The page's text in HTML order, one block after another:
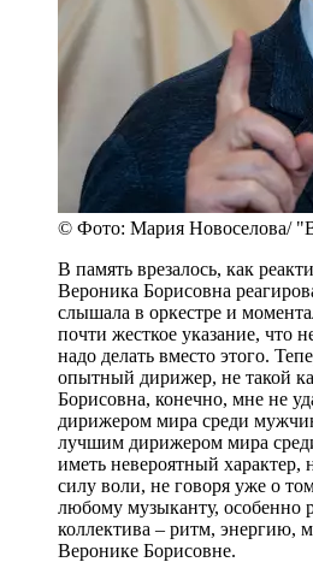
© Фото: Мария Новоселова/
В память врезалось, как
Вероника Борисовна
слышала в оркестре и
почти жесткое указание, что
надо делать вместо этого.
опытный дирижер, не такой
Борисовна, конечно, мне не
дирижером мира среди
лучшим дирижером мира
иметь невероятный характер,
силу воли, не говоря уже о
любому музыканту, особенно
коллектива – ритм, энергию,
Веронике Борисовне.